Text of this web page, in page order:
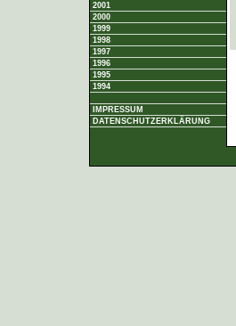
2001
2000
1999
1998
1997
1996
1995
1994
IMPRESSUM
DATENSCHUTZERKLÄRUNG